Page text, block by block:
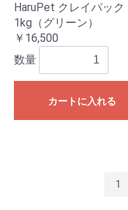
HaruPet クレイパック
1kg（グリーン）
￥16,500
数量
カートに入れる
1